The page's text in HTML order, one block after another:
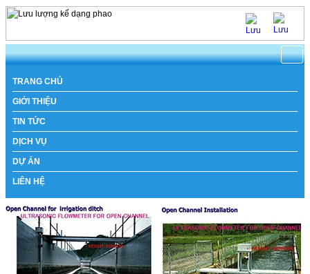
https://www.natachi.net
TRANG CHỦ
GIỚI THIỆU
TIN TỨC
DỊCH VỤ
DỰ ÁN
LIÊN HỆ